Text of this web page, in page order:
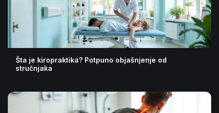
Šta je kiropraktika? Potpuno objašnjenje od
stručnjaka